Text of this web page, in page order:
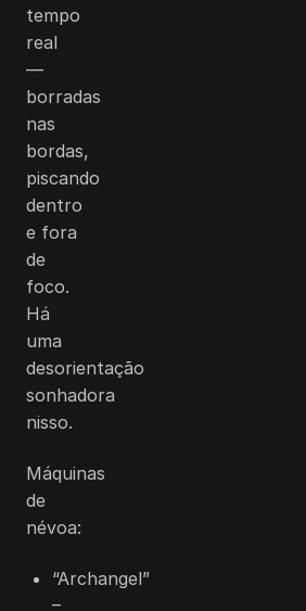
tempo
real
—
borradas
nas
bordas,
piscando
dentro
e fora
de
foco.
Há
uma
desorientação
sonhadora
nisso.
Máquinas
de
névoa:
“Archangel”
–